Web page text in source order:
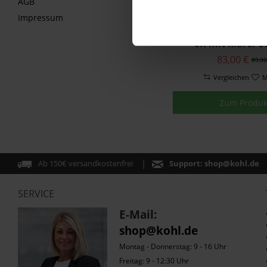
Impressum
8K mit klarer
83,00 €
Vergleichen
Zum
Ab 150€ versandkostenfrei Support: shop@kohl.de
SERVICE
E-Mail:
shop@kohl.de
Montag - Donnerstag: 9 - 16 Uhr
Freitag: 9 - 12:30 Uhr